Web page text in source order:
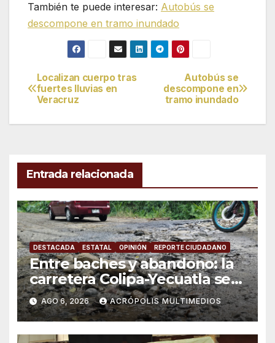
También te puede interesar: Autobús se
descompone en tramo inundado
Navegación
de
Autobús se
descompone en
tramo inundado
Localizan cuerpo tras
fuertes lluvias en
Veracruz
Entrada relacionada
DESTACADA ESTATAL OPINIÓN REPORTE CIUDADANO
Entre baches y abandono: la
carretera Colipa-Yecuatla se
convierte en un riesgo diario
AGO 6, 2026 ACRÓPOLIS MULTIMEDIOS